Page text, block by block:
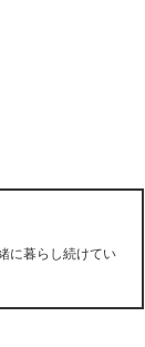
に暮らし続けてい